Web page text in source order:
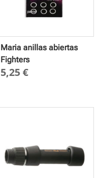
Maria anillas abiertas
Fighters
5,25€